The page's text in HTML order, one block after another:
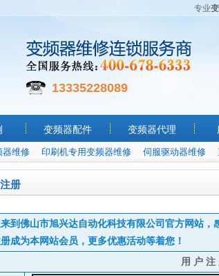
专业
13335228089
变频器配件 变频器代理
器维修 印刷机专用变频器维修 伺服驱动器维修
册
到佛山市旭兴达自动化科技有限公司官方网站，
成为本网站会员，更多优惠活动等着您！
用 户 注